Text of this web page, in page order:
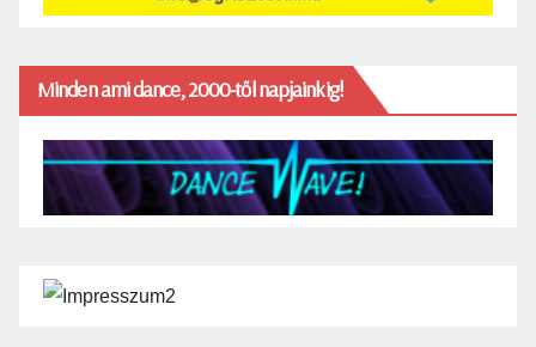
Minden ami dance, 2000-től napjainkig!